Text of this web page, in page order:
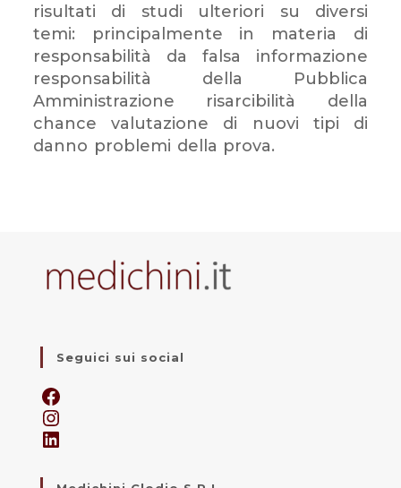
risultati di studi ulteriori su diversi
temi: principalmente in materia di
responsabilità da falsa informazione
responsabilità della Pubblica
Amministrazione risarcibilità della
chance valutazione di nuovi tipi di
danno problemi della prova.
Seguici sui social